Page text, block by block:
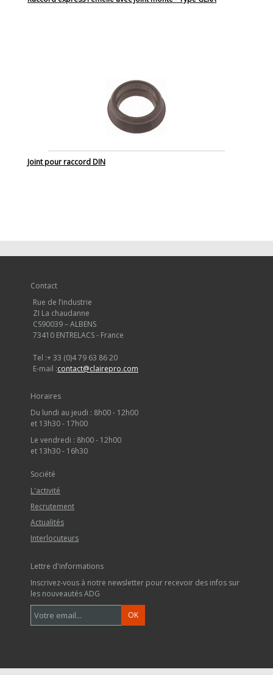
Joint pour raccord DIN
Contact
Rue de l’industrie
ZI La chaudanne
CS90039 – ALBENS
73410 ENTRELACS - France
Tel :+ 33 (0)4 79 63 86 20
E-mail :contact@clairepro.com
Horaires
Du lundi au jeudi : 8h00 - 12h00
et 13h30 - 17h00
Le vendredi : 8h00 - 12h00
et 13h30 - 16h30
Société
L'activité
Recrutement
Actualités
Interlocuteurs
Lettre d'informations
Inscrivez-vous à notre newsletter pour recevoir des infos sur
les nouveautés ADG